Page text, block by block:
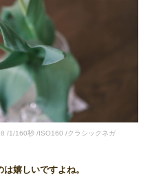
/1/160秒 /ISO160 /クラシックネガ
嬉しいですよね。